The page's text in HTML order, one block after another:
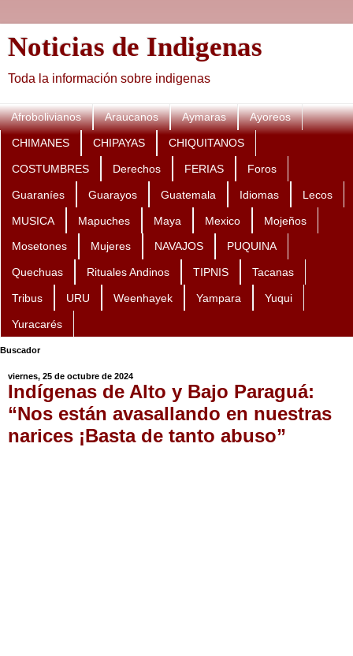
Noticias de Indigenas
Toda la información sobre indigenas
Afrobolivianos Araucanos Aymaras Ayoreos
CHIMANES CHIPAYAS CHIQUITANOS
COSTUMBRES Derechos FERIAS Foros
Guaraníes Guarayos Guatemala Idiomas Lecos
MUSICA Mapuches Maya Mexico Mojeños
Mosetones Mujeres NAVAJOS PUQUINA
Quechuas Rituales Andinos TIPNIS Tacanas
Tribus URU Weenhayek Yampara Yuqui
Yuracarés
Buscador
viernes, 25 de octubre de 2024
Indígenas de Alto y Bajo Paraguá:
“Nos están avasallando en nuestras
narices ¡Basta de tanto abuso”